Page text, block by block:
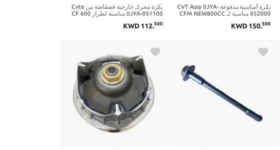
بكرة أساسية مدفوعة CVT Assy 0JYA-
052000 مناسبة لـ CFM NEW800CC
KWD 150.500
بكرة محرك خارجية فضفاضة من Cvte
0JYA-051100 مناسبة لطراز CF 600
KWD 112.500